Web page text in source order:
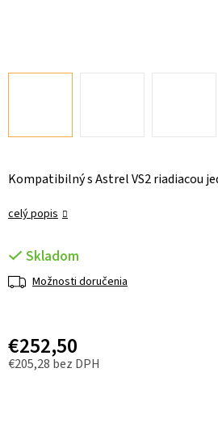
Kompatibilný s Astrel VS2 riadiacou
celý popis
Skladom
Možnosti doručenia
€252,50
€205,28 bez DPH